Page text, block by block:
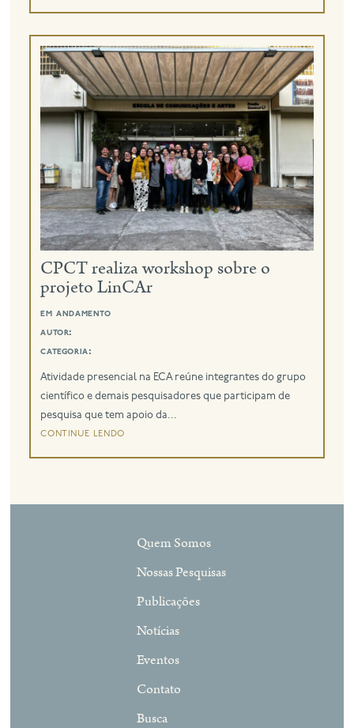
CPCT realiza workshop sobre o
projeto LinCAr
em andamento
autor:
categoria:
Atividade presencial na ECA reúne integrantes do grupo
científico e demais pesquisadores que participam de
pesquisa que tem apoio da...
continue lendo
Quem Somos
Nossas Pesquisas
Publicações
Notícias
Eventos
Contato
Busca